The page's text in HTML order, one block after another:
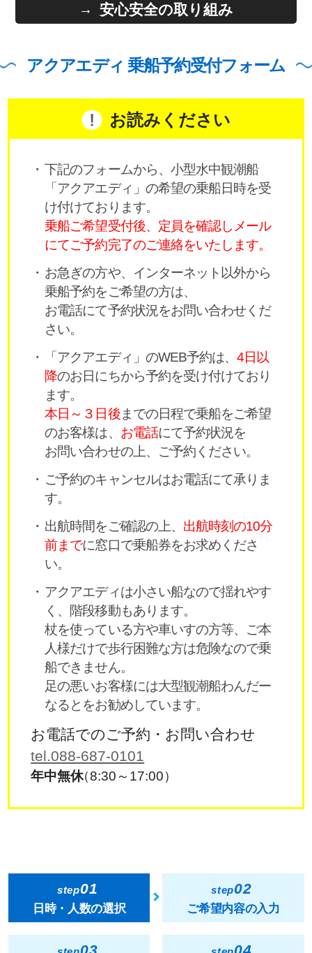
安心安全の取り組み
アクアエディ 乗船予約受付フォーム
お読みください
下記のフォームから、小型水中観潮船
「アクアエディ」の希望の乗船日時を受
け付けております。
乗船ご希望受付後、定員を確認しメール
にてご予約完了のご連絡をいたします。
お急ぎの方や、インターネット以外から
乗船予約をご希望の方は、
お電話にて予約状況をお問い合わせくだ
さい。
「アクアエディ」のWEB予約は、4日以
降のお日にちから予約を受け付けており
ます。
本日～３日後までの日程で乗船をご希望
のお客様は、 お電話にて予約状況を
お問い合わせの上、ご予約ください。
ご予約のキャンセルはお電話にて承りま
す。
出航時間をご確認の上、 出航時刻の10分
前までに窓口で乗船券をお求めくださ
い。
アクアエディは小さい船なので揺れやす
く、階段移動もあります。
杖を使っている方や車いすの方等、ご本
人様だけで歩行困難な方は危険なので乗
船できません。
足の悪いお客様には大型観潮船わんだー
なるとをお勧めしています。
お電話でのご予約・お問い合わせ
tel.088-687-0101
年中無休（8:30～17:00）
step01
日時・人数の選択
step02
ご希望内容の入力